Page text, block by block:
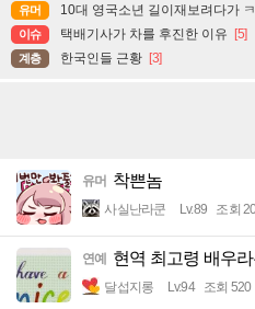
유머 10대 영국소년 길이재보려다가
이슈 택배기사가 차를 후진한 이유 [5]
계층 한국인들 근황 [3]
유머 착쁜놈
사실난라쿤 Lv.89 조회
연예 현역 최고령 배우
달섭지롱 Lv.94 조회 520